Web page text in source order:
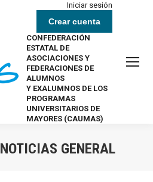
Iniciar sesión
Crear cuenta
CONFEDERACIÓN
ESTATAL DE
ASOCIACIONES Y
FEDERACIONES DE
ALUMNOS
Y EXALUMNOS DE LOS
PROGRAMAS
UNIVERSITARIOS DE
MAYORES (CAUMAS)
NOTICIAS GENERAL